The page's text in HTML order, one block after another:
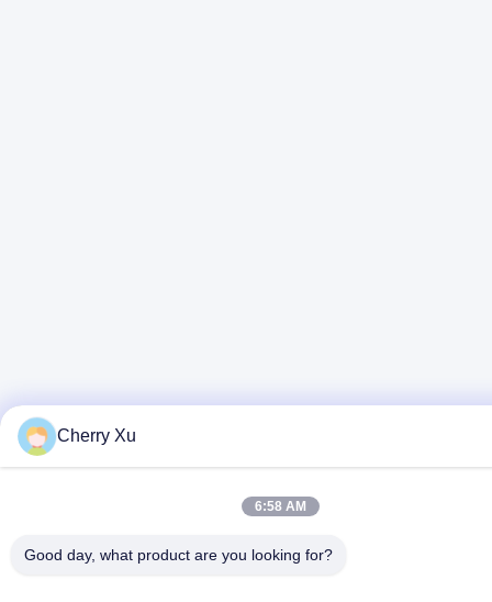
Cherry Xu
6:58 AM
Good day, what product are you looking for?